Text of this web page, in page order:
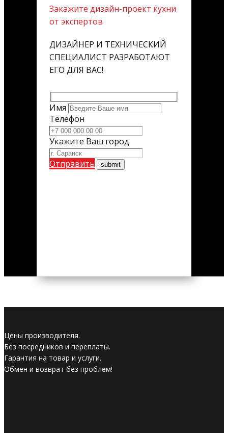
Закажите дизайн-проект кухни
от экспертов
ДИЗАЙНЕР И ТЕХНИЧЕСКИЙ
СПЕЦИАЛИСТ РАЗРАБОТАЮТ
ЕГО ДЛЯ ВАС!
Имя
Телефон
Укажите Ваш город
Отправить
Цены производителя.
Без посредников и переплаты.
Гарантия на товар и услуги.
Обмен и возврат без проблем!